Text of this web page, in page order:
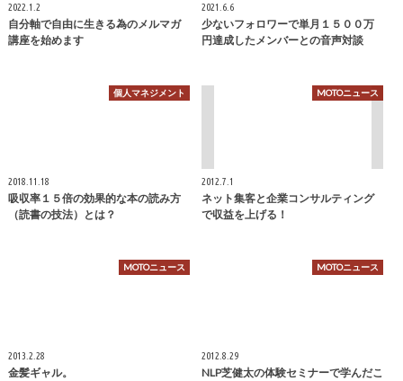
2022.1.2
自分軸で自由に生きる為のメルマガ
講座を始めます
2021.6.6
少ないフォロワーで単月１５００万
円達成したメンバーとの音声対談
個人マネジメント
2018.11.18
吸収率１５倍の効果的な本の読み方
（読書の技法）とは？
MOTOニュース
2012.7.1
ネット集客と企業コンサルティング
で収益を上げる！
MOTOニュース
2013.2.28
金髪ギャル。
MOTOニュース
2012.8.29
NLP芝健太の体験セミナーで学んだこ